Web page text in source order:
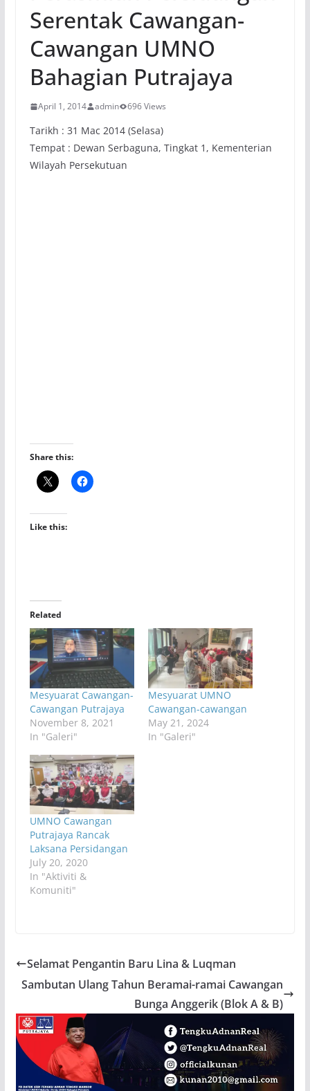
Serentak Cawangan-
Cawangan UMNO
Bahagian Putrajaya
April 1, 2014 admin 696 Views
Tarikh : 31 Mac 2014 (Selasa)
Tempat : Dewan Serbaguna, Tingkat 1, Kementerian
Wilayah Persekutuan
Share this:
Like this:
Related
Mesyuarat Cawangan-
Cawangan Putrajaya
November 8, 2021
In "Galeri"
Mesyuarat UMNO
Cawangan-cawangan
May 21, 2024
In "Galeri"
UMNO Cawangan
Putrajaya Rancak
Laksana Persidangan
July 20, 2020
In "Aktiviti &
Komuniti"
Selamat Pengantin Baru Lina & Luqman
Sambutan Ulang Tahun Beramai-ramai Cawangan
Bunga Anggerik (Blok A & B)